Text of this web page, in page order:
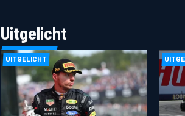
Uitgelicht
UITGELICHT